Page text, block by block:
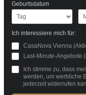
Geburtsdatum
Ich interessiere mich für:
CasaNova Vienna
Last-Minute-Angebote
Ich stimme zu, dass
werden, um werbliche
jederzeit widerrufen